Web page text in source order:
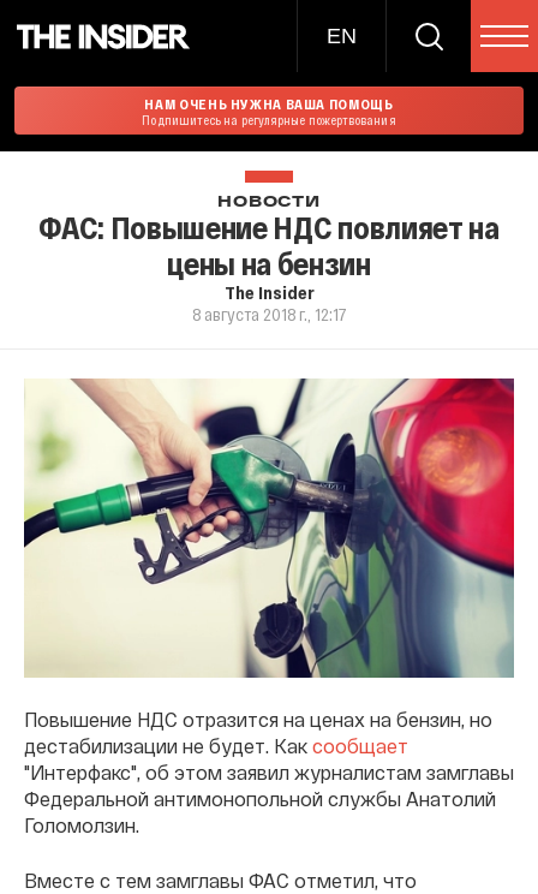
EN
НАМ ОЧЕНЬ НУЖНА ВАША ПОМОЩЬ
Подпишитесь на регулярные пожертвования
НОВОСТИ
ФАС: Повышение НДС повлияет на
цены на бензин
The Insider
8 августа 2018 г., 12:17
Повышение НДС отразится на ценах на бензин, но
дестабилизации не будет. Как сообщает
"Интерфакс", об этом заявил журналистам замглавы
Федеральной антимонопольной службы Анатолий
Голомолзин.
Вместе с тем замглавы ФАС отметил, что